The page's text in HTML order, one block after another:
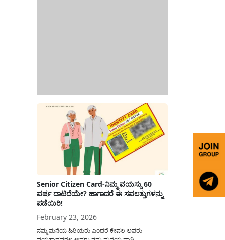
Senior Citizen Card-ನಿಮ್ಮ ವಯಸ್ಸು 60
ವರ್ಷ ದಾಟಿದೆಯೇ? ಹಾಗಾದರೆ ಈ ಸವಲತ್ತುಗಳನ್ನು
ಪಡೆಯಿರಿ!
February 23, 2026
ನಮ್ಮ ಮನೆಯ ಹಿರಿಯರು ಎಂದರೆ ಕೇವಲ ಅವರು